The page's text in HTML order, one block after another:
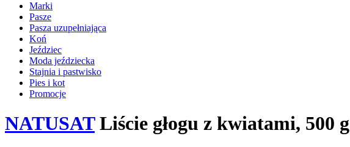
Marki
Pasze
Pasza uzupełniająca
Koń
Jeździec
Moda jeździecka
Stajnia i pastwisko
Pies i kot
Promocje
NATUSATLiście głogu z kwiatami, 500 g